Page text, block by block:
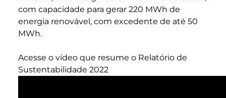
com capacidade para gerar 220 MWh de
energia renovável, com excedente de até 50
MWh.
Acesse o vídeo que resume o Relatório de
Sustentabilidade 2022